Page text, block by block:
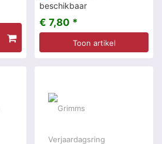
beschikbaar
€ 7,80 *
Toon artikel